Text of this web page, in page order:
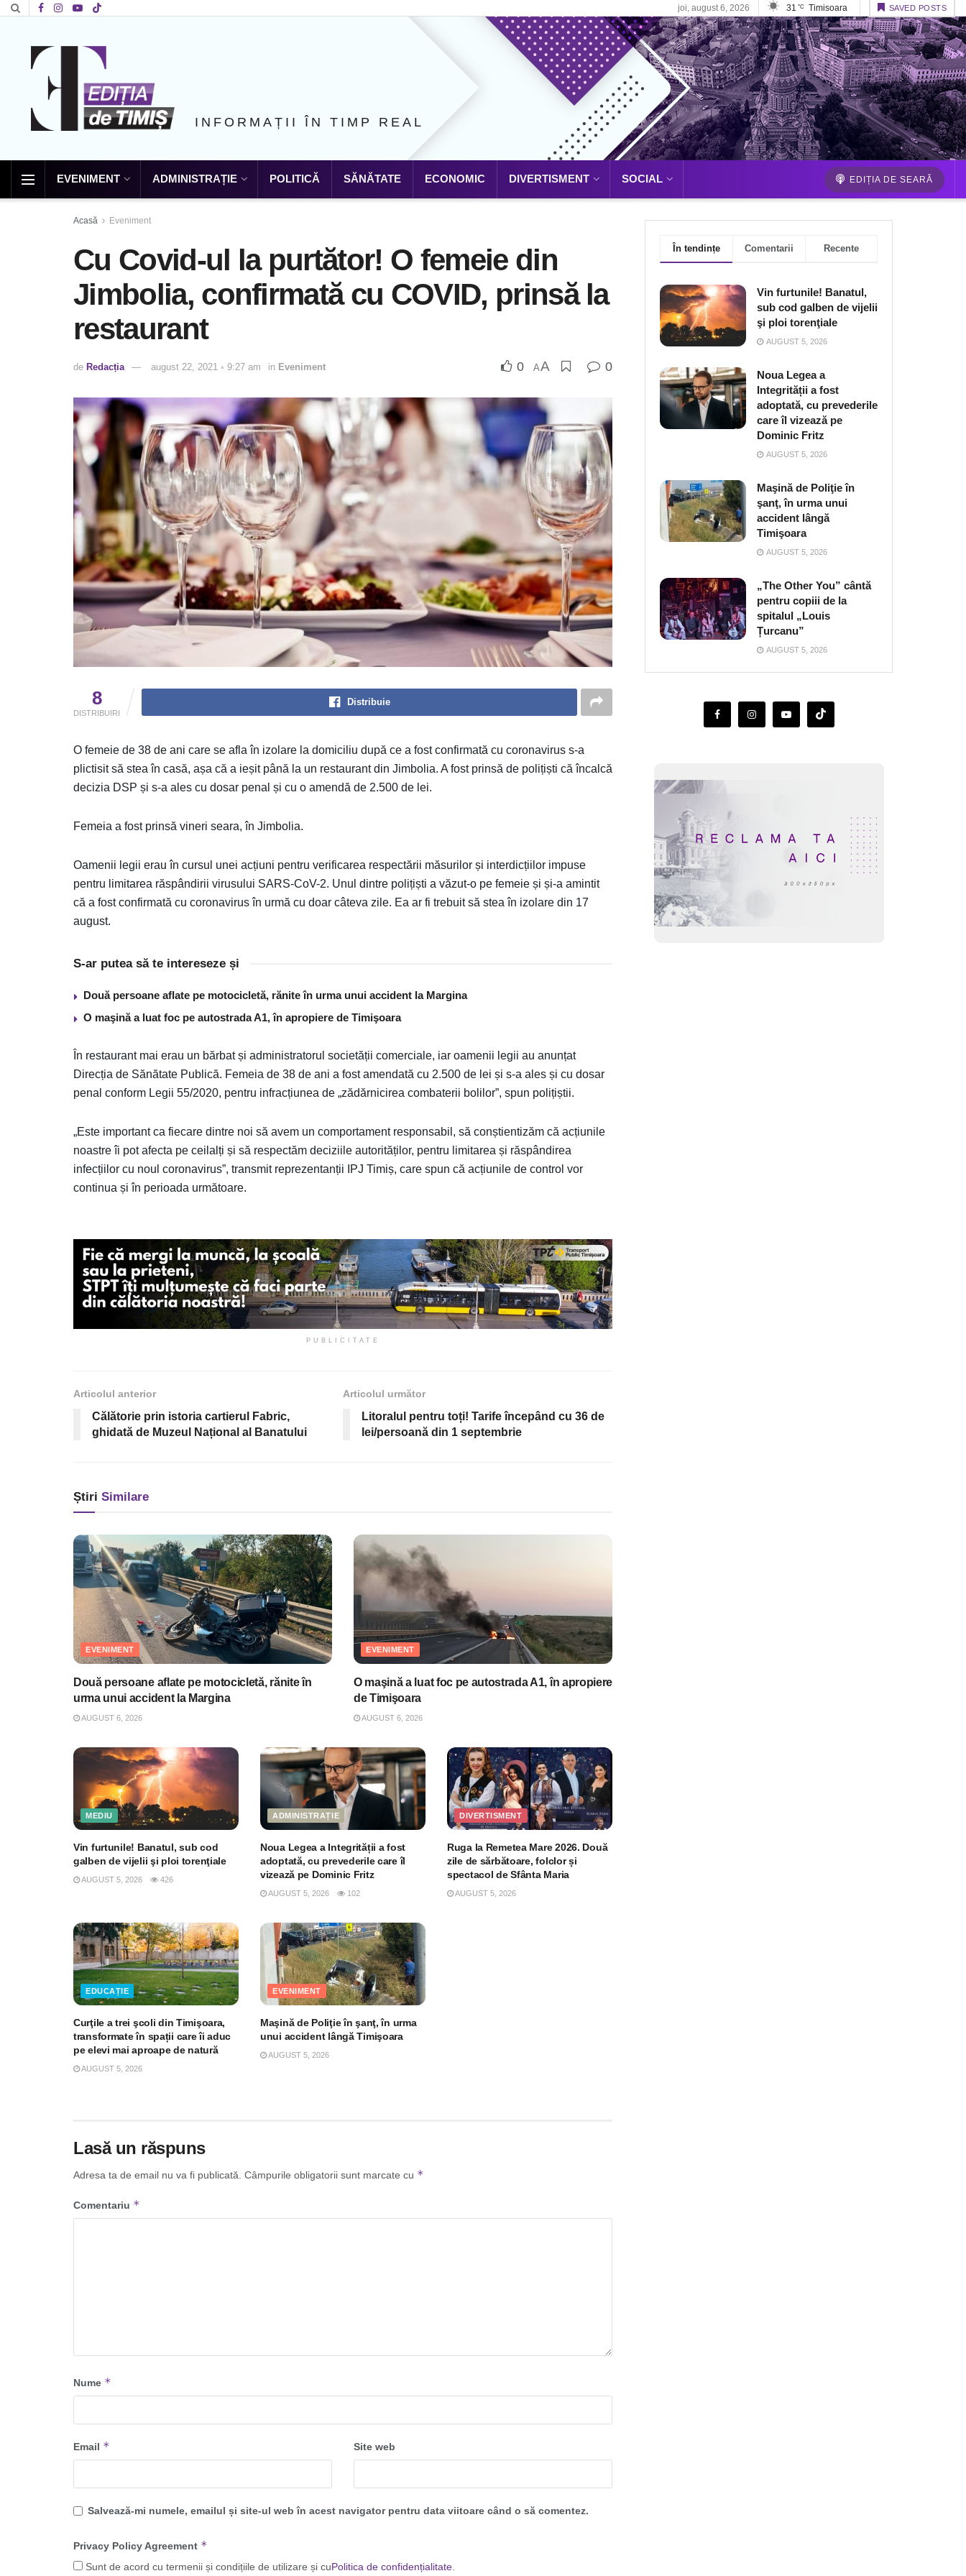
joi, august 6, 2026 31 °C Timisoara SAVED POSTS
INFORMAȚII ÎN TIMP REAL
EVENIMENT ADMINISTRAȚIE POLITICĂ SĂNĂTATE ECONOMIC DIVERTISMENT SOCIAL EDIȚIA DE SEARĂ
Acasă Eveniment
Cu Covid-ul la purtător! O femeie din
Jimbolia, confirmată cu COVID, prinsă la
restaurant
de Redacția august 22, 2021 ◦ 9:27 am in Eveniment 0 AA 0
8
DISTRIBUIRI
Distribuie
O femeie de 38 de ani care se afla în izolare la domiciliu după ce a fost confirmată cu coronavirus s-a
plictisit să stea în casă, așa că a ieșit până la un restaurant din Jimbolia. A fost prinsă de polițiști că încalcă
decizia DSP și s-a ales cu dosar penal și cu o amendă de 2.500 de lei.
Femeia a fost prinsă vineri seara, în Jimbolia.
Oamenii legii erau în cursul unei acțiuni pentru verificarea respectării măsurilor și interdicțiilor impuse
pentru limitarea răspândirii virusului SARS-CoV-2. Unul dintre polițiști a văzut-o pe femeie și și-a amintit
că a fost confirmată cu coronavirus în urmă cu doar câteva zile. Ea ar fi trebuit să stea în izolare din 17
august.
S-ar putea să te intereseze și
Două persoane aflate pe motocicletă, rănite în urma unui accident la Margina
O maşină a luat foc pe autostrada A1, în apropiere de Timişoara
În restaurant mai erau un bărbat și administratorul societății comerciale, iar oamenii legii au anunțat
Direcția de Sănătate Publică. Femeia de 38 de ani a fost amendată cu 2.500 de lei și s-a ales și cu dosar
penal conform Legii 55/2020, pentru infracțiunea de „zădărnicirea combaterii bolilor”, spun polițiștii.
„Este important ca fiecare dintre noi să avem un comportament responsabil, să conștientizăm că acțiunile
noastre îi pot afecta pe ceilalți și să respectăm deciziile autorităților, pentru limitarea și răspândirea
infecțiilor cu noul coronavirus”, transmit reprezentanții IPJ Timiș, care spun că acțiunile de control vor
continua și în perioada următoare.
PUBLICITATE
Articolul anterior
Călătorie prin istoria cartierul Fabric,
ghidată de Muzeul Național al Banatului
Articolul următor
Litoralul pentru toți! Tarife începând cu 36 de
lei/persoană din 1 septembrie
Știri Similare
EVENIMENT
Două persoane aflate pe motocicletă, rănite în
urma unui accident la Margina
AUGUST 6, 2026
EVENIMENT
O maşină a luat foc pe autostrada A1, în apropiere
de Timişoara
AUGUST 6, 2026
MEDIU
Vin furtunile! Banatul, sub cod
galben de vijelii şi ploi torenţiale
AUGUST 5, 2026 426
ADMINISTRAȚIE
Noua Legea a Integrității a fost
adoptată, cu prevederile care îl
vizează pe Dominic Fritz
AUGUST 5, 2026 102
DIVERTISMENT
Ruga la Remetea Mare 2026. Două
zile de sărbătoare, folclor și
spectacol de Sfânta Maria
AUGUST 5, 2026
EDUCAȚIE
Curţile a trei şcoli din Timişoara,
transformate în spații care îi aduc
pe elevi mai aproape de natură
AUGUST 5, 2026
EVENIMENT
Maşină de Poliţie în şanţ, în urma
unui accident lângă Timişoara
AUGUST 5, 2026
Lasă un răspuns
Adresa ta de email nu va fi publicată. Câmpurile obligatorii sunt marcate cu *
Comentariu *
Nume *
Email * Site web
Salvează-mi numele, emailul și site-ul web în acest navigator pentru data viitoare când o să comentez.
Privacy Policy Agreement *
Sunt de acord cu termenii și condițiile de utilizare și cuPolitica de confidențialitate
În tendințe Comentarii Recente
Vin furtunile! Banatul,
sub cod galben de vijelii
şi ploi torenţiale
AUGUST 5, 2026
Noua Legea a
Integrității a fost
adoptată, cu prevederile
care îl vizează pe
Dominic Fritz
AUGUST 5, 2026
Maşină de Poliţie în
şanţ, în urma unui
accident lângă
Timişoara
AUGUST 5, 2026
„The Other You” cântă
pentru copiii de la
spitalul „Louis
Țurcanu”
AUGUST 5, 2026